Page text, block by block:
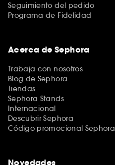
Seguimiento del pedido
Programa de Fidelidad
Acerca de Sephora
Trabaja con nosotros
Blog de Sephora
Tiendas
Sephora Stands
Internacional
Descubrir Sephora
Código promocional Sephora